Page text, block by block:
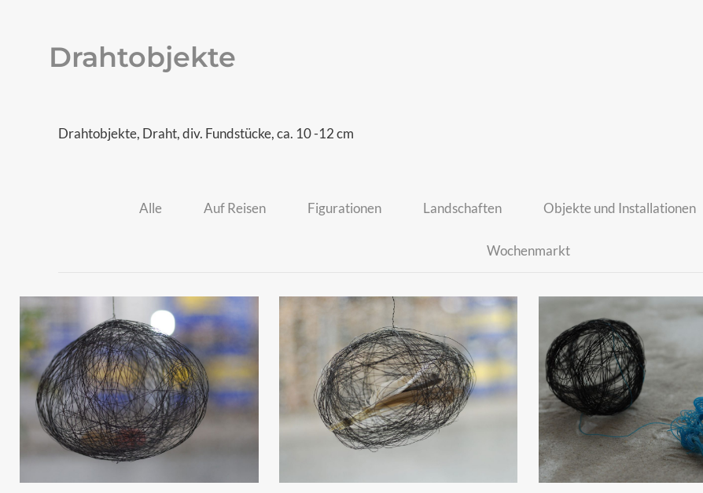
Drahtobjekte
Drahtobjekte, Draht, div. Fundstücke, ca. 10 -12 cm
Alle Auf Reisen Figurationen Landschaften Objekte und Installationen
Wochenmarkt